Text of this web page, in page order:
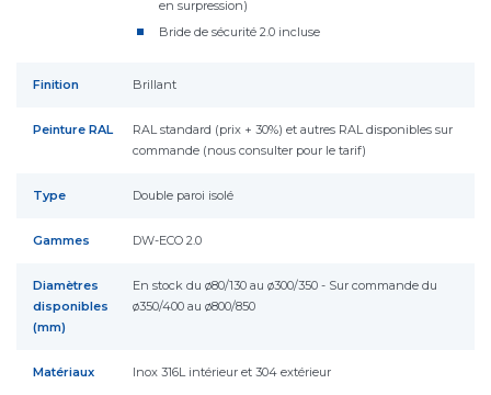
en surpression)
Bride de sécurité 2.0 incluse
Finition Brillant
Peinture RAL
RAL standard (prix + 30%) et autres RAL disponibles sur
commande (nous consulter pour le tarif)
Type Double paroi isolé
Gammes DW-ECO 2.0
Diamètres
disponibles
(mm)
En stock du ø80/130 au ø300/350 - Sur commande du
ø350/400 au ø800/850
Matériaux Inox 316L intérieur et 304 extérieur